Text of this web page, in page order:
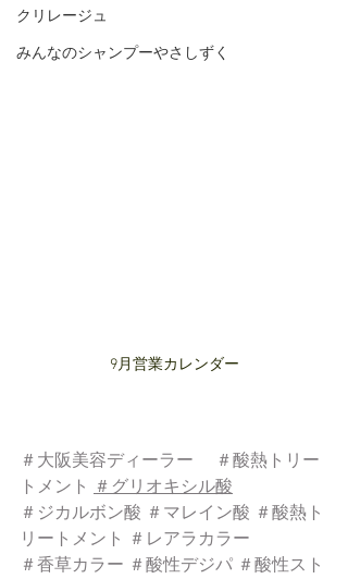
クリレージュ
みんなのシャンプーやさしずく
9月営業カレンダー
＃大阪美容ディーラー
＃酸熱トリー
トメント ＃グリオキシル酸
＃ジカルボン酸 ＃マレイン酸 ＃酸熱ト
リートメント ＃レアラカラー
＃香草カラー ＃酸性デジパ ＃酸性スト